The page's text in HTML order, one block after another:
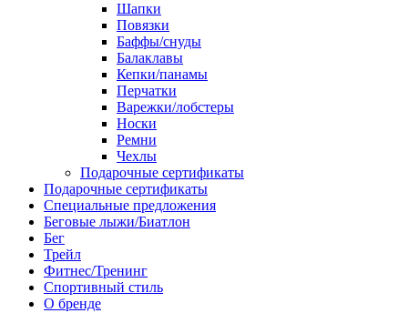
Шапки
Повязки
Баффы/снуды
Балаклавы
Кепки/панамы
Перчатки
Варежки/лобстеры
Носки
Ремни
Чехлы
Подарочные сертификаты
Подарочные сертификаты
Специальные предложения
Беговые лыжи/Биатлон
Бег
Трейл
Фитнес/Тренинг
Спортивный стиль
О бренде